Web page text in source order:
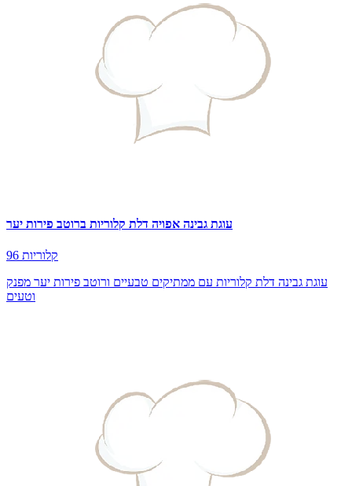
עוגת גבינה אפויה דלת קלוריות ברוטב פירות יער
96 קלוריות
עוגת גבינה דלת קלוריות עם ממתיקים טבעיים ורוטב פירות יער מפנק
וטעים